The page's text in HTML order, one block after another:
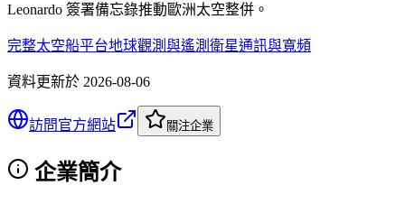
Leonardo 簽署備忘錄推動歐洲太空整併。
完整太空船平台地球觀測與遙測 衛星通訊與寬頻
資料更新於 2026-08-06
訪問官方網站 關注企業
企業簡介